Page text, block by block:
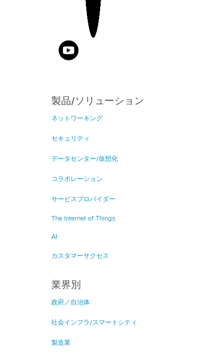
製品/ソリューション
ネットワーキング
セキュリティ
データセンター/仮想化
コラボレーション
サービスプロバイダー
The Internet of Things
AI
カスタマーサクセス
業界別
政府／自治体
社会インフラ/スマートシティ
製造業